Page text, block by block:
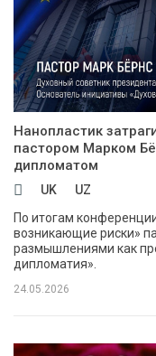
Нанопластик
пастором Марком
дипломатом
UK
UZ
По итогам
возникающие риски»
размышлениями как
дипломатия».
24.05.2026